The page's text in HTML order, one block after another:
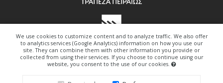
We use cookies to customize content and to analyze traffic. We also offer
to analytics services (Google Analytics) information on how you use our
site. They can combine them with other information you provide or
collected from using their services. If you choose to continue using our
website, you consent to the use of our cookies.